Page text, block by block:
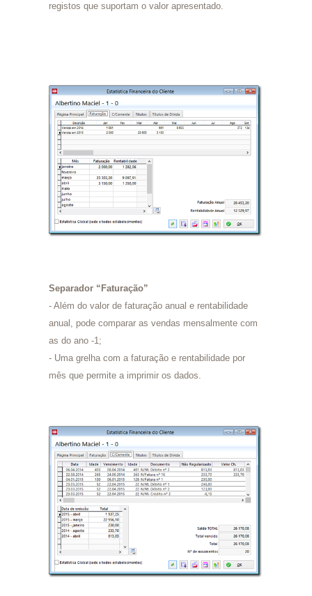
registos que suportam o valor apresentado.
Separador “Faturação”
- Além do valor de faturação anual e rentabilidade
anual, pode comparar as vendas mensalmente com
as do ano -1;
- Uma grelha com a faturação e rentabilidade por
mês que permite a imprimir os dados.